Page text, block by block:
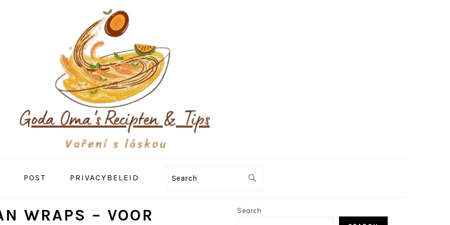
POST PRIVACYBELEID Search
WRAPS – VOOR
PRIMARY
Search